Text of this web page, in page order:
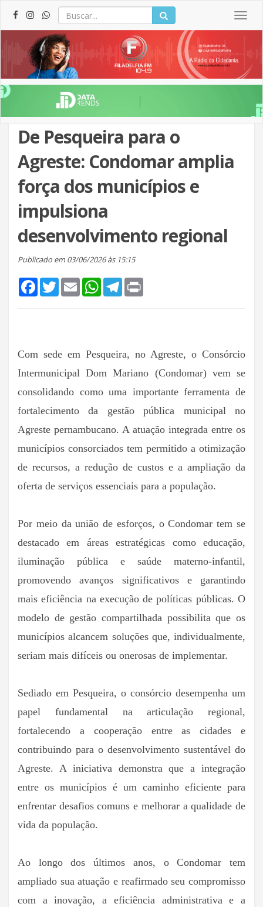
De Pesqueira para o
Agreste: Condomar amplia
força dos municípios e
impulsiona
desenvolvimento regional
Publicado em 03/06/2026 às 15:15
FacebookTwitterEmail WhatsApp
Telegram
Com sede em Pesqueira, no Agreste, o Consórcio
Intermunicipal Dom Mariano (Condomar) vem se
consolidando como uma importante ferramenta de
fortalecimento da gestão pública municipal no
Agreste pernambucano. A atuação integrada entre os
municípios consorciados tem permitido a otimização
de recursos, a redução de custos e a ampliação da
oferta de serviços essenciais para a população.
Por meio da união de esforços, o Condomar tem se
destacado em áreas estratégicas como educação,
iluminação pública e saúde materno-infantil,
promovendo avanços significativos e garantindo
mais eficiência na execução de políticas públicas. O
modelo de gestão compartilhada possibilita que os
municípios alcancem soluções que, individualmente,
seriam mais difíceis ou onerosas de implementar.
Sediado em Pesqueira, o consórcio desempenha um
papel fundamental na articulação regional,
fortalecendo a cooperação entre as cidades e
contribuindo para o desenvolvimento sustentável do
Agreste. A iniciativa demonstra que a integração
entre os municípios é um caminho eficiente para
enfrentar desafios comuns e melhorar a qualidade de
vida da população.
Ao longo dos últimos anos, o Condomar tem
ampliado sua atuação e reafirmado seu compromisso
com a inovação, a eficiência administrativa e a